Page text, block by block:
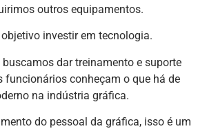
outros equipamentos.
investir em tecnologia.
buscamos dar treinamento e suporte
funcionários conheçam o que há de
na indústria gráfica.
do pessoal da gráfica, isso é um